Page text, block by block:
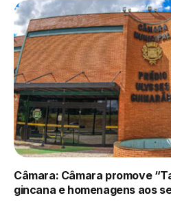
Câmara: Câmara promove
gincana e homenagens aos